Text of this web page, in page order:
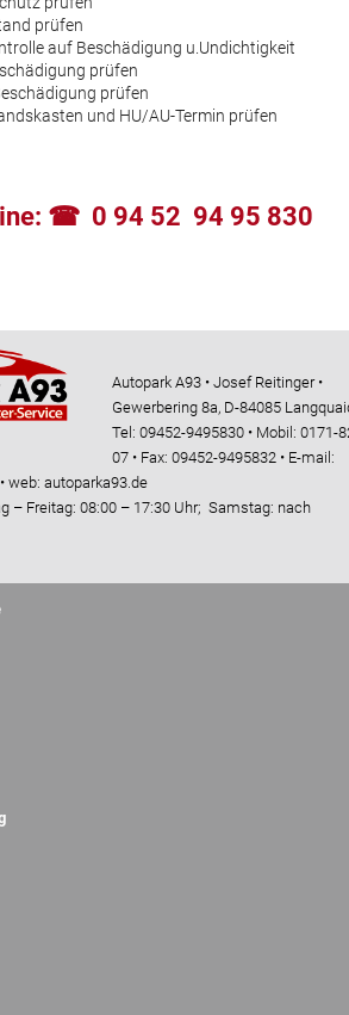
prüfen
auf Beschädigung u.Undichtigkeit
prüfen
prüfen
und HU/AU-Termin prüfen
☎ 0 94 52 94 95 830
Autopark A93 • Josef Reitinger •
Gewerbering 8a, D-84085
Tel: 09452-9495830 • Mobil: 0171-
07 • Fax: 09452-9495832 • E-mail:
web: autoparka93.de
– Freitag: 08:00 – 17:30 Uhr; Samstag: nach